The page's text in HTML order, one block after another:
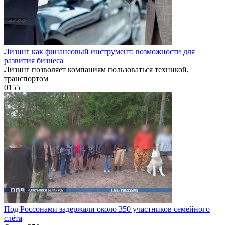
Лизинг как финансовый инструмент: возможности для
развития бизнеса
Лизинг позволяет компаниям пользоваться техникой,
транспортом
0155
Под Россонами задержали около 350 участников семейного
слёта